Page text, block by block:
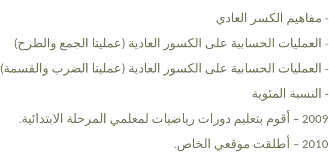
- مفاهيم الكسر العادي
- العمليات الحسابية على الكسور العادية (عمليتا الجمع والطرح)
- العمليات الحسابية على الكسور العادية (عمليتا الضرب والقسمة)
- النسبة المئوية
2009 – أقوم بتعليم دورات رياضيات لمعلمي المرحلة الابتدائية.
2010 – أطلقت موقعي الخاص.